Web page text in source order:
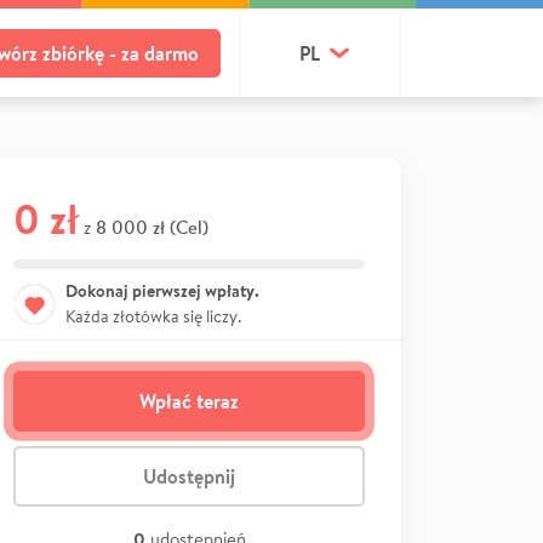
zbiórkę - za darmo PL
0 zł z 8 000 zł (Cel)
Dokonaj pierwszej wpłaty.
Każda złotówka się liczy.
Wpłać teraz
Udostępnij